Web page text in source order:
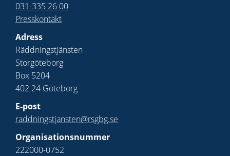
031-335 26 00
Presskontakt
Adress
Räddningstjänsten
Storgöteborg
Box 5204
402 24 Göteborg
E-post
raddningstjansten@rsgbg.se
Organisationsnummer
222000-0752